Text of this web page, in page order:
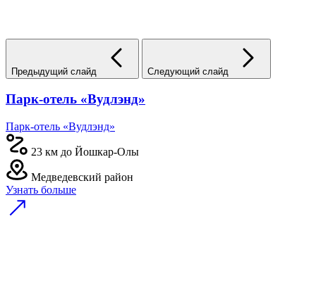
Предыдущий слайд Следующий слайд
Парк-отель «Вудлэнд»
Парк-отель «Вудлэнд»
23 км до Йошкар-Олы
Медведевский район
Узнать больше